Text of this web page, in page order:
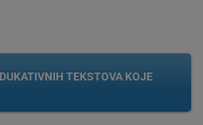
TEKSTOVA KOJE